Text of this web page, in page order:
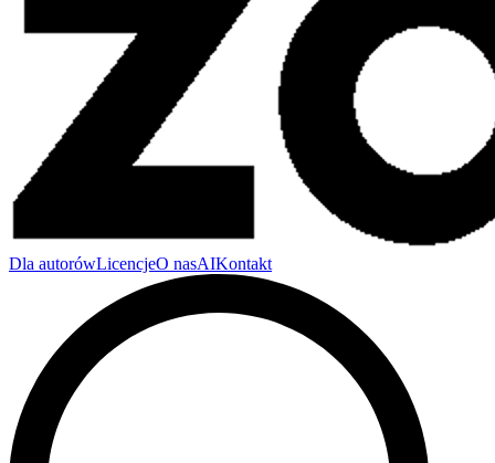
Dla autorówLicencjeO nasAIKontakt